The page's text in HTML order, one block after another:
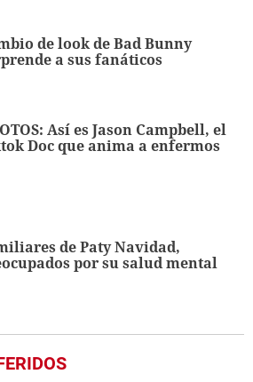
de look de Bad Bunny
a sus fanáticos
Así es Jason Campbell, el
Doc que anima a enfermos
de Paty Navidad,
por su salud mental